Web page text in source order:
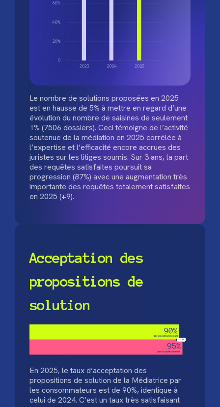
Le nombre de solutions proposées en 2025
est en hausse de 5% à mettre en regard d’une
évolution du nombre de saisines de seulement
1% (7506 dossiers). Ceci témoigne de l’activité
soutenue de la médiation en 2025 corrélée à
l’expertise et l’efficacité encore accrues des
juristes sur les litiges soumis. Sur 3 ans, la part
des requêtes satisfaites poursuit sa
progression (87%) avec une augmentation très
importante des requêtes totalement satisfaites
en 2025 (+9).
Acceptation des
propositions de
solution
En 2025, le taux d’acceptation des
propositions de solution de la Médiatrice par
les consommateurs est de 90%, identique à
celui de 2024. C’est un taux très satisfaisant